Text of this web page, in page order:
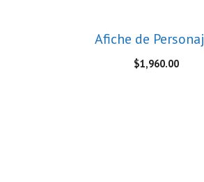
Afiche de
$1,960.00